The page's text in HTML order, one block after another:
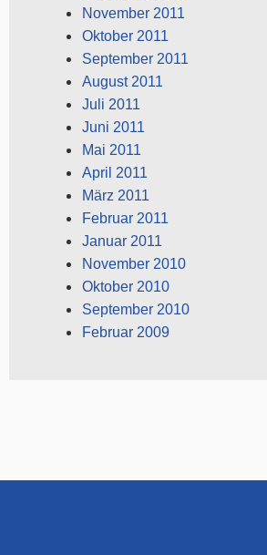
November 2011
Oktober 2011
September 2011
August 2011
Juli 2011
Juni 2011
Mai 2011
April 2011
März 2011
Februar 2011
Januar 2011
November 2010
Oktober 2010
September 2010
Februar 2009